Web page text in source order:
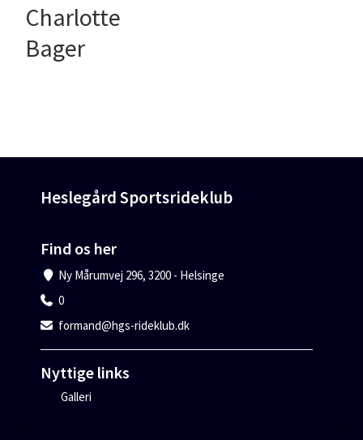
Charlotte
Bager
Heslegård Sportsrideklub
Find os her
Ny Mårumvej 296, 3200 - Helsinge
0
formand@hgs-rideklub.dk
Nyttige links
Galleri